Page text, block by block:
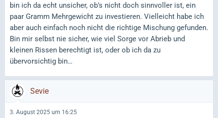
bin ich da echt unsicher, ob’s nicht doch sinnvoller ist, ein
paar Gramm Mehrgewicht zu investieren. Vielleicht habe ich
aber auch einfach noch nicht die richtige Mischung gefunden.
Bin mir selbst nie sicher, wie viel Sorge vor Abrieb und
kleinen Rissen berechtigt ist, oder ob ich da zu
übervorsichtig bin…
Sevie
3. August 2025 um 16:25